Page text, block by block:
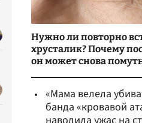
Нужно ли повторно
хрусталик? Почему
он может снова
«Мама велела
банда «кровавой